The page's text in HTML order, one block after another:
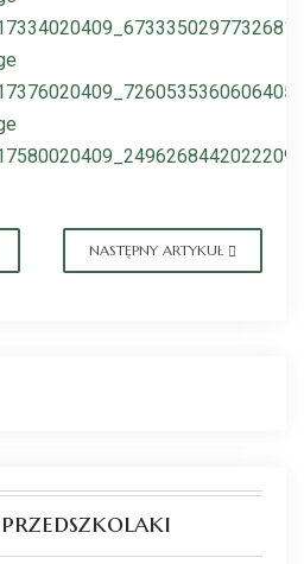
NASTĘPNY ARTYKUŁ
przedszkolaki